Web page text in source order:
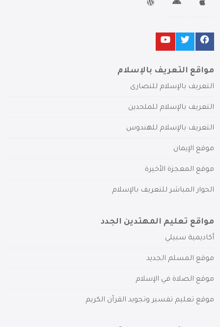
مواقع التعريف بالإسلام
التعريف بالإسلام للنصارى
التعريف بالإسلام للملحدين
التعريف بالإسلام للهندوس
موقع الإيمان
موقع المعجزة الأخيرة
الحوار المباشر للتعريف بالإسلام
مواقع تعليم المهتدين الجدد
أكاديمية سبيلي
موقع المسلم الجديد
موقع الصلاة في الإسلام
موقع تعليم تفسير وتجويد القرآن الكريم